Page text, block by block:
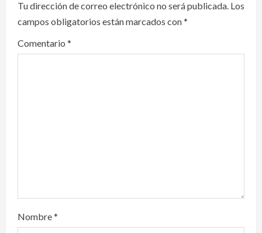
i
g
a
Tu dirección de correo electrónico no será publicada. Los
campos obligatorios están marcados con*
Comentario *
Nombre*